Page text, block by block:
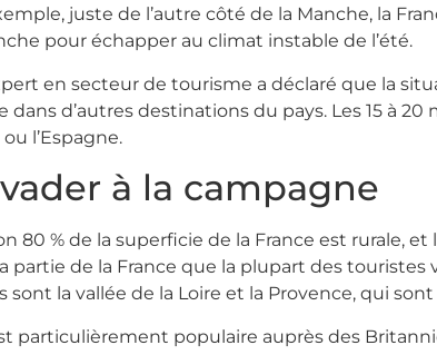
juste de l’autre côté de la Manche, la
pour échapper au climat instable de l’été.
en secteur de tourisme a déclaré que la
dans d’autres destinations du pays. Les 15 à
ou l’Espagne.
à la campagne
80 % de la superficie de la France est rurale,
partie de la France que la plupart des
sont la vallée de la Loire et la Provence, qui
particulièrement populaire auprès des